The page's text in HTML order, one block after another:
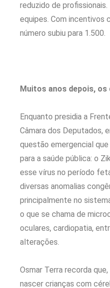
reduzido de
equipes. Com incentivos
número subiu para 1.500.
Muitos anos depois,
Enquanto presidia a
Câmara dos Deputados,
questão emergencial
para a saúde pública: o
esse vírus no período
diversas anomalias
principalmente no
o que se chama de
oculares, cardiopatia,
alterações.
Osmar Terra recorda
nascer crianças com